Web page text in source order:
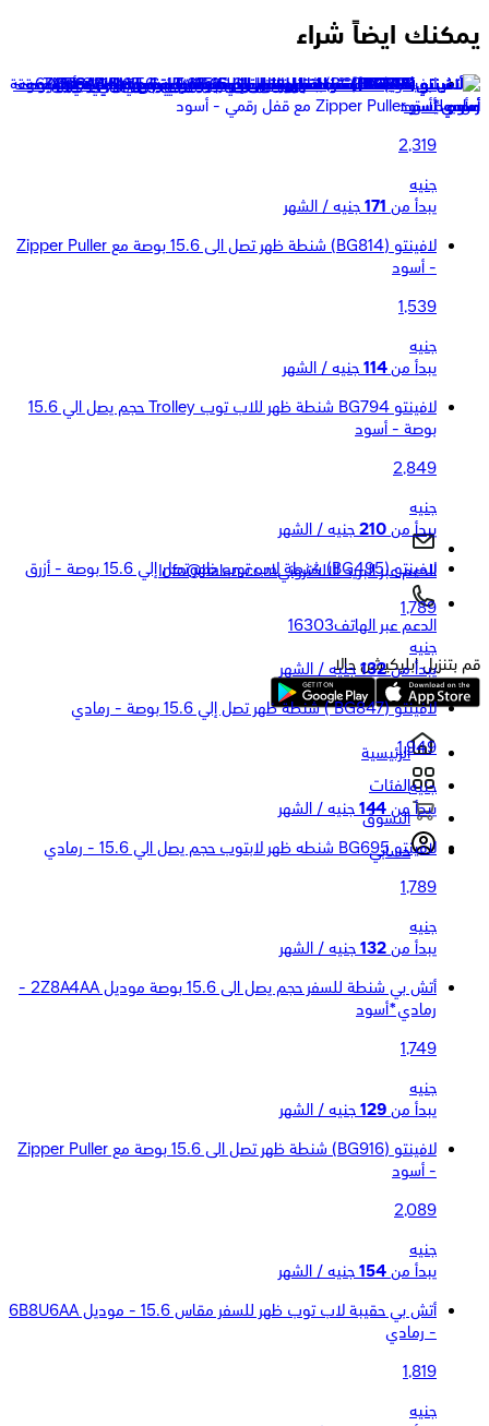
يمكنك ايضاً شراء
لافينتو (BG844) شنطة ظهر للاب توب بحجم يصل الي 15.6 بوصة -
أسود
2,319
جنيه
يبدأ من 171 جنيه / الشهر
لافينتو (BG814) شنطة ظهر تصل الى 15.6 بوصة مع Zipper Puller
- أسود
1,539
جنيه
يبدأ من 114 جنيه / الشهر
لافينتو BG794 شنطة ظهر للاب توب Trolley حجم يصل الي 15.6
بوصة - أسود
2,849
جنيه
يبدأ من 210 جنيه / الشهر
لافينتو (BG495) شنطة لاب توب ظهر تصل إلي 15.6 بوصة - أزرق
1,789
جنيه
يبدأ من 132 جنيه / الشهر
لافينتو (BG847 ) شنطة ظهر تصل إلي 15.6 بوصة - رمادي
1,949
جنيه
يبدأ من 144 جنيه / الشهر
لافينتو BG695 شنطه ظهر لابتوب حجم يصل الي 15.6 - رمادي
1,789
جنيه
يبدأ من 132 جنيه / الشهر
أتش بي شنطة للسفر حجم يصل الى 15.6 بوصة موديل 2Z8A4AA -
رمادي*أسود
1,749
جنيه
يبدأ من 129 جنيه / الشهر
لافينتو (BG916) شنطة ظهر تصل الى 15.6 بوصة مع Zipper Puller
- أسود
2,089
جنيه
يبدأ من 154 جنيه / الشهر
أتش بي حقيبة لاب توب ظهر للسفر مقاس 15.6 - موديل 6B8U6AA
- رمادي
1,819
جنيه
الدعم عبر البريد الالكترونيInfo@halan.com
الدعم عبر الهاتف16303
قم بتنزيل ابليكيشن حالا
الرئيسية
الفئات
التسوق
حسابي